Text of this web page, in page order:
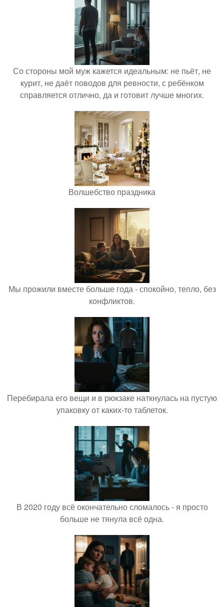
Со стороны мой муж кажется идеальным: не пьёт, не
курит, не даёт поводов для ревности, с ребёнком
справляется отлично, да и готовит лучше многих.
Волшебство праздника
Мы прожили вместе больше года - спокойно, тепло, без
конфликтов.
Перебирала его вещи и в рюкзаке наткнулась на пустую
упаковку от каких-то таблеток.
В 2020 году всё окончательно сломалось - я просто
больше не тянула всё одна.